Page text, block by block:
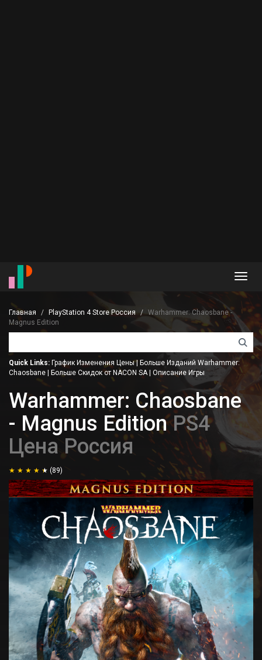
Главная PlayStation 4 Store Россия
Warhammer: Chaosbane -
Magnus Edition
Quick Links: График Изменения Цены | Больше Изданий Warhammer:
Chaosbane
Больше Скидок от NACON SA Описание Игры
Warhammer: Chaosbane
- Magnus EditionPS4
Цена Россия
(89)